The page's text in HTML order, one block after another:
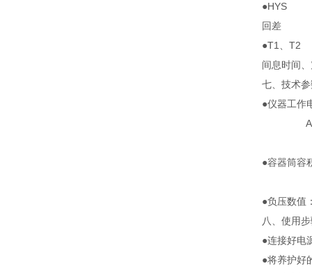
●HYS
回差
●T1、T2
间息时间
七、技术
●仪器工作
●容器筒容
●负压数值
八、使用
●连接好电
●将养护好